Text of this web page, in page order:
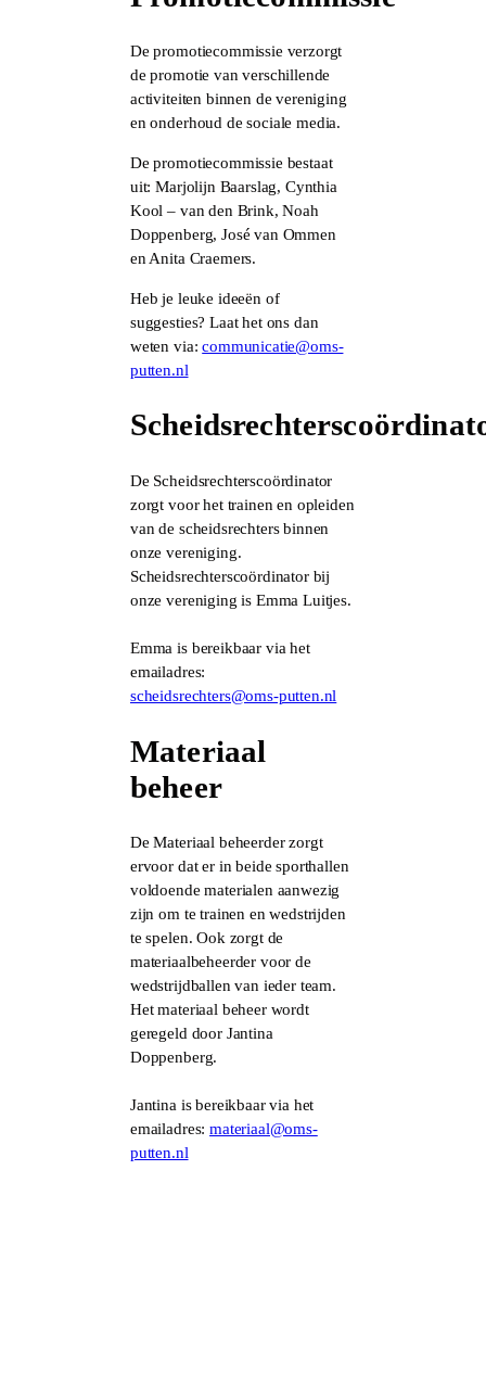
De promotiecommissie verzorgt
de promotie van verschillende
activiteiten binnen de vereniging
en onderhoud de sociale media.
De promotiecommissie bestaat
uit:Marjolijn Baarslag, Cynthia
Kool – van den Brink, Noah
Doppenberg, José van Ommen
en Anita Craemers.
Heb je leuke ideeën of
suggesties? Laat het ons dan
weten via:communicatie@oms-
putten.nl
De Scheidsrechterscoördinator
zorgt voor het trainen en opleiden
van de scheidsrechters binnen
onze vereniging.
Scheidsrechterscoördinator bij
onze vereniging is Emma Luitjes.
Emma is bereikbaar via het
emailadres:
scheidsrechters@oms-putten.nl
Materiaal
beheer
De Materiaal beheerder zorgt
ervoor dat er in beide sporthallen
voldoende materialen aanwezig
zijn om te trainen en wedstrijden
te spelen. Ook zorgt de
materiaalbeheerder voor de
wedstrijdballen van ieder team.
Het materiaal beheer wordt
geregeld door Jantina
Doppenberg.
Jantina is bereikbaar via het
emailadres:materiaal@oms-
putten.nl